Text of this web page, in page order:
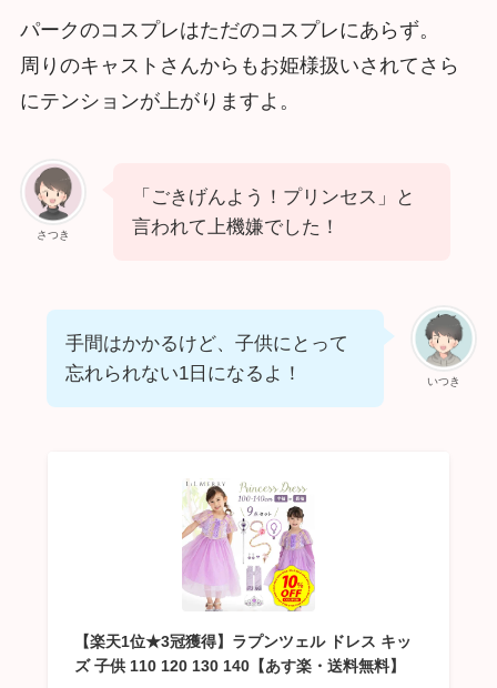
パークのコスプレはただのコスプレにあらず。
周りのキャストさんからもお姫様扱いされてさら
にテンションが上がりますよ。
さつき
「ごきげんよう！プリンセス」と
言われて上機嫌でした！
いつき
手間はかかるけど、子供にとって
忘れられない1日になるよ！
【楽天1位★3冠獲得】ラプンツェル ドレス キッ
ズ 子供 110 120 130 140【あす楽・送料無料】